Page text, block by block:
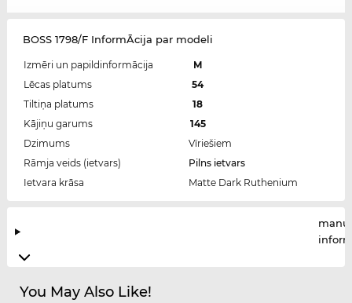
BOSS 1798/F InformĀcija par modeli
Izmēri un papildinformācija
M
Lēcas platums
54
Tiltiņa platums
18
Kājiņu garums
145
Dzimums
Vīriešiem
Rāmja veids (ietvars)
Pilns ietvars
Ietvara krāsa
Matte Dark Ruthenium
You May Also Like!